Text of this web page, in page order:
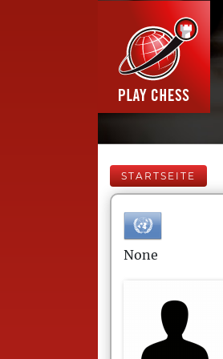
STARTSEITE
None